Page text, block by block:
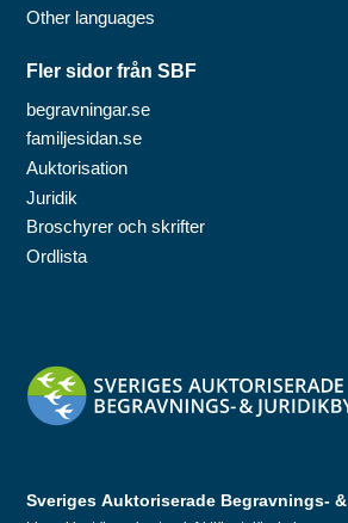
Other languages
Fler sidor från SBF
begravningar.se
familjesidan.se
Auktorisation
Juridik
Broschyrer och skrifter
Ordlista
Sveriges Auktoriserade Begravnings-